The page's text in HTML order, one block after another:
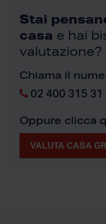
Stai
casa e hai
valutazione?
Chiama il
02 400 315 31
Oppure clicca
VALUTA CASA